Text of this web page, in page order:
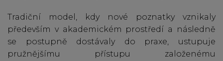
Tradiční model, kdy nové poznatky vznikaly
především v akademickém prostředí a následně
se postupně dostávaly do praxe, ustupuje
pružnějšímu přístupu založenému